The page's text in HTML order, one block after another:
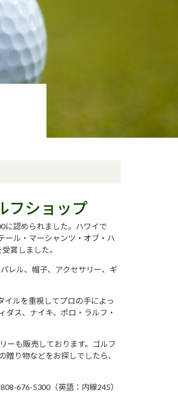
フショップ
に認められました。ハワイで
ール・マーシャンツ・オブ・ハ
賞しました。
レル、帽子、アクセサリー、ギ
イルを重視してプロの手によっ
ダス、ナイキ、ポロ・ラルフ・
ーも販売しております。ゴルフ
り物などをお探しでしたら、
676-5300（英語：内線245）